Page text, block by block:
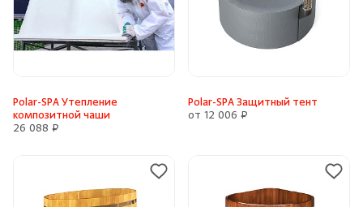
Polar-SPA Утепление
композитной чаши
26 088 ₽
Polar-SPA Защитный тент
от 12 006 ₽